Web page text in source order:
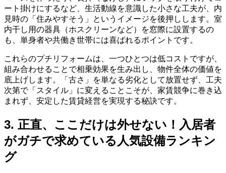
ート掛けにするなど、生活動線を意識した小さな工夫が、内
見時の「住みやすそう」というイメージを後押しします。室
内干し用の器具（ホスクリーンなど）を窓際に設置するの
も、単身者や共働き世帯には喜ばれるポイントです。
これらのプチリフォームは、一つひとつは低コストですが、
組み合わせることで相乗効果を生み出し、物件全体の価値を
底上げします。「古さ」を単なる劣化として放置せず、工夫
次第で「スタイル」に変えることこそが、家賃競争に巻き込
まれず、安定した賃貸経営を実現する秘訣です。
3. 正直、ここだけは外せない！入居者
がガチで求めている人気設備ランキン
グ